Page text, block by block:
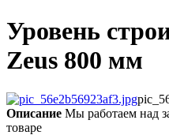
Уровень
Zeus 800 мм
Описание Мы работаем над
товаре